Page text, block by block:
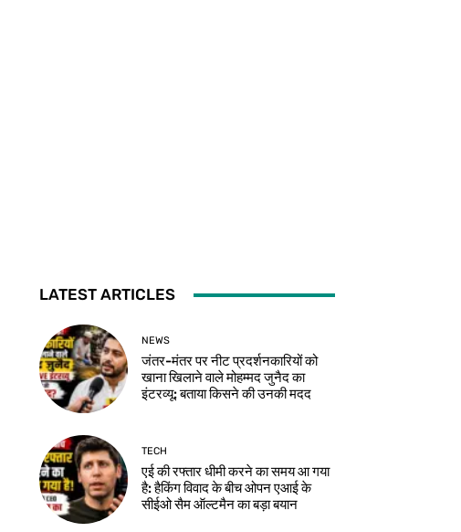
LATEST ARTICLES
NEWS
जंतर-मंतर पर नीट प्रदर्शनकारियों को
खाना खिलाने वाले मोहम्मद जुनैद का
इंटरव्यू: बताया किसने की उनकी मदद
TECH
एई की रफ्तार धीमी करने का समय आ गया
है: हैकिंग विवाद के बीच ओपन एआई के
सीईओ सैम ऑल्टमैन का बड़ा बयान